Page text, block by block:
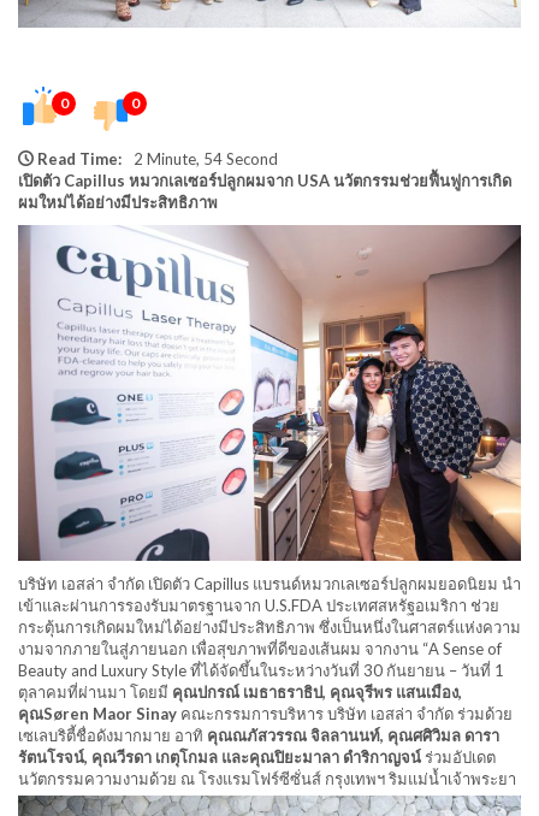
0 0
Read Time:
2 Minute, 54 Second
เปิดตัว Capillus หมวกเลเซอร์ปลูกผมจาก USA นวัตกรรมช่วยฟื้นฟูการเกิด
ผมใหม่ได้อย่างมีประสิทธิภาพ
บริษัท เอสล่า จำกัด เปิดตัว Capillus แบรนด์หมวกเลเซอร์ปลูกผมยอดนิยม นำ
เข้าและผ่านการรองรับมาตรฐานจาก U.S.FDA ประเทศสหรัฐอเมริกา ช่วย
กระตุ้นการเกิดผมใหม่ได้อย่างมีประสิทธิภาพ ซึ่งเป็นหนึ่งในศาสตร์แห่งความ
งามจากภายในสู่ภายนอก เพื่อสุขภาพที่ดีของเส้นผม จากงาน “A Sense of
Beauty and Luxury Style ที่ได้จัดขึ้นในระหว่างวันที่ 30 กันยายน – วันที่ 1
ตุลาคมที่ผ่านมา โดยมี คุณปกรณ์ เมธาธราธิป, คุณจุรีพร แสนเมือง,
คุณSøren Maor Sinay คณะกรรมการบริหาร บริษัท เอสล่า จำกัด ร่วมด้วย
เซเลบริตี้ชื่อดังมากมาย อาทิ คุณณภัสวรรณ จิลลานนท์, คุณศศิวิมล ดารา
รัตนโรจน์, คุณวีรดา เกตุโกมล และคุณปิยะมาลา ดำริกาญจน์ร่วมอัปเดต
นวัตกรรมความงามด้วย ณ โรงแรมโฟร์ซีซั่นส์ กรุงเทพฯ ริมแม่น้ำเจ้าพระยา